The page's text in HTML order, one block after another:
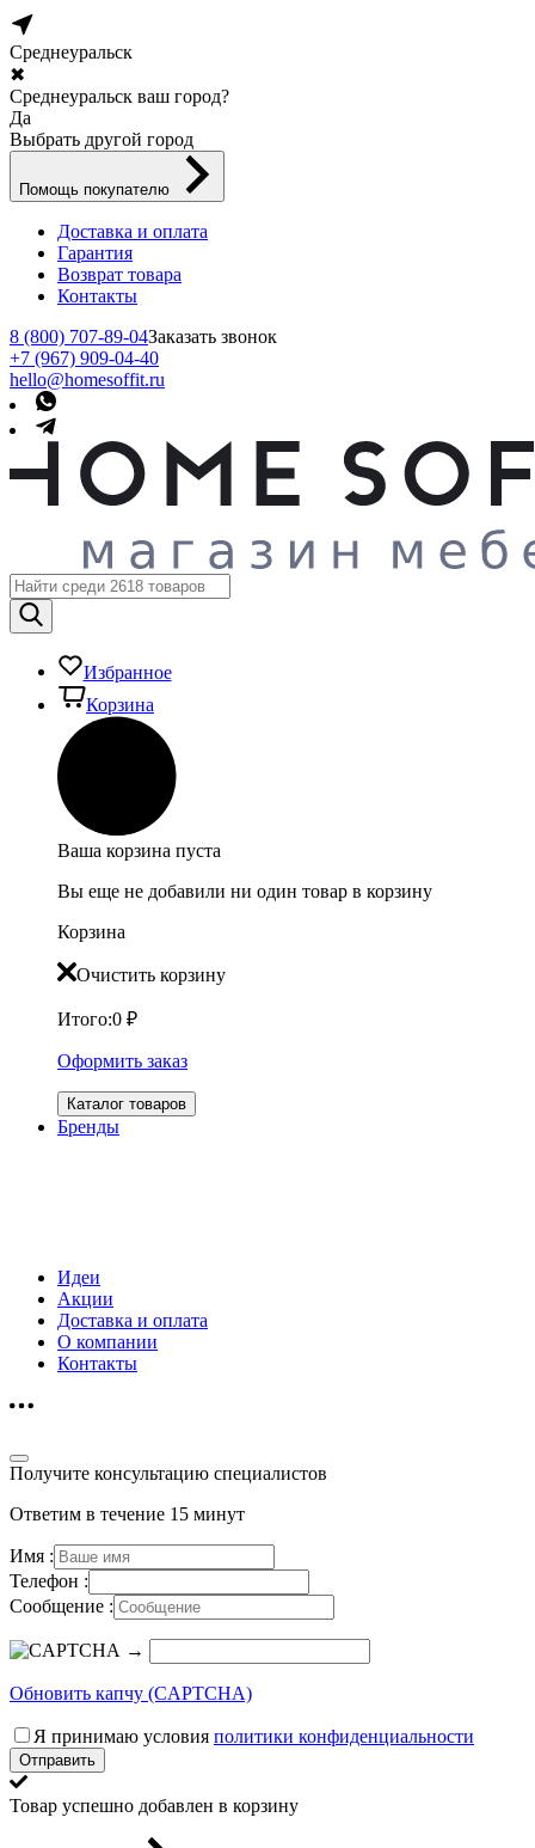
Среднеуральск
✖
Среднеуральск ваш город?
Да
Выбрать другой город
Помощь покупателю
Доставка и оплата
Гарантия
Возврат товара
Контакты
8 (800) 707-89-04Заказать звонок
+7 (967) 909-04-40
hello@homesoffit.ru
Избранное
Корзина
Ваша корзина пуста
Вы еще не добавили ни один товар в корзину
Корзина
Очистить корзину
Итого:0 ₽
Оформить заказ
Каталог товаров
Бренды
Идеи
Акции
Доставка и оплата
О компании
Контакты
Получите консультацию специалистов
Ответим в течение 15 минут
Имя :
Телефон :
Сообщение :
→
Обновить капчу (CAPTCHA)
Я принимаю условия политики конфиденциальности
Отправить
Товар успешно добавлен в корзину